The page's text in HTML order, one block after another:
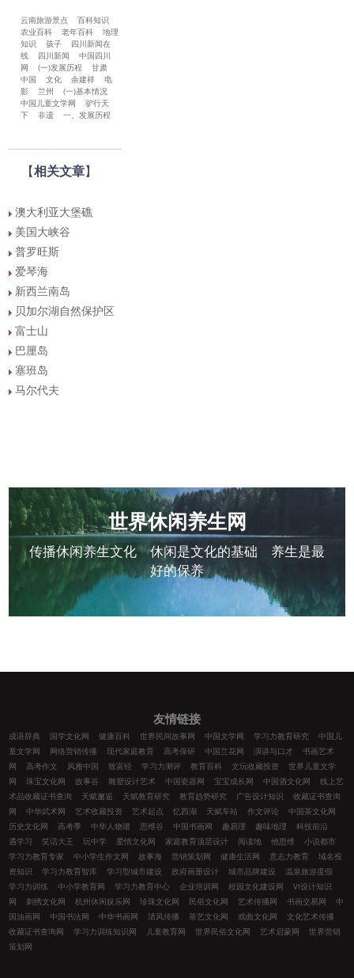
云南旅游景点
百科知识
农业百科
老年百科
地理
知识
孩子
四川新闻在
线
四川新闻
中国四川
网
(一)发展历程
甘肃
中国
文化 余建祥
电
影
兰州
(一)基本情况
中国儿童文学网
驴行天
下
非遗 一、发展历程
【相关文章】
澳大利亚大堡礁
美国大峡谷
普罗旺斯
爱琴海
新西兰南岛
贝加尔湖自然保护区
富士山
巴厘岛
塞班岛
马尔代夫
世界休闲养生网
传播休闲养生文化 休闲是文化的基础 养生是最
好的保养
友情链接
成语辞典 国学文化网 健康百科 世界民间故事网 中国文学网 学习力教育研究
中国儿
童文学网
网络营销传播 现代家庭教育 高考保研 中国兰花网 演讲与口才
书画艺术
网
高考作文 风雅中国 致富经 学习力测评 教育百科 文玩收藏投资
世界儿童文学
网
珠宝文化网 故事谷 雕塑设计艺术 中国瓷器网 宝宝成长网 中国酒文化网
线上艺
术品收藏证书查询
天赋邂逅 天赋教育研究 教育趋势研究 广告设计知识
收藏证书查询
网
中华武术网 艺术收藏投资 艺术起点 忆西湖 天赋车站 作文评论
中国茶文化网
历史文化网
高考季 中华人物谱 思维谷 中国书画网 趣易理 趣味地理
科技前沿
遇学习
笑话大王 玩中学 爱情文化网 家庭教育顶层设计 阅读地 他思维
小说都市
学习力教育专家
中小学生作文网 故事海 营销策划网 健康生活网 意志力教育
域名投
资知识
学习力教育智库 学习型城市建设 政府画册设计 城市品牌建设
温泉旅游度假
学习力训练
中小学教育网 学习力教育中心 企业培训网 校园文化建设网
VI设计知识
网
刺绣文化网 杭州休闲娱乐网 珍珠文化网 民俗文化网 艺术传播网 书画交易网
中
国油画网
中国书法网 中华书画网 清风传播 茶艺文化网 戏曲文化网
文化艺术传播
收藏证书查询网
学习力训练知识网 儿童教育网 世界民俗文化网 艺术启蒙网
世界营销
策划网